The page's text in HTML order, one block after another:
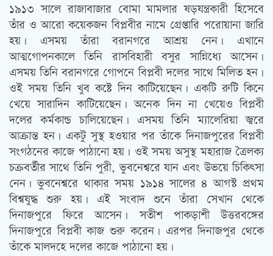
১৯১৩ সালে রাজাবাজার বোমা মামলার ষড়যন্ত্রকারী হিসেবে
তাঁর ও আরো কয়েকজন বিপ্লবীর নামে গ্রেপ্তারি পরোয়ানা জারি
হয়। এসময় তাঁরা বরানগরে আশ্রয় নেন। এখানে
আত্মগোপনকালে তিনি রাসবিহারী বসুর সান্নিধ্যে আসেন।
এসময় তিনি বরানগরে গোপনে বিপ্লবী দলের সাথে মিলিত হন।
ওই সময় তিনি খুব কষ্টে দিন কাটিয়েছেন। একটি রুটি কিনে
খেয়ে সারাদিন কাটিয়েছেন। অনেক দিন না খেয়েও বিপ্লবী
দলের কর্মকান্ড চালিয়েছেন। এসময় তিনি ম্যালেরিয়া জ্বরে
আক্রান্ত হন। একটু সুস্থ হওয়ার পর তাঁকে দিনাজপুরের বিপ্লবী
সংগঠনের কাজে পাঠানো হয়। ওই সময় অসুস্থ মহারাজ ত্রৈলক্য
চক্রবর্তীর সাথে তিনি পুরী, ভুবনেশ্বরে যান এবং উভয়ে চিকিৎসা
নেন। ভুবনেশ্বরে থাকার সময় ১৯১৪ সালের ৪ আগস্ট প্রথম
বিশ্বযুদ্ধ শুরু হয়। এই সংবাদ শুনে তাঁরা সেখান থেকে
দিনাজপুরে ফিরে আসেন। সতীশ পাকড়াশী উত্তরবঙ্গের
দিনাজপুরে বিপ্লবী কাজ শুরু করেন। এরপর দিনাজপুর থেকে
তাঁকে মালদহে দলের কাজে পাঠানো হয়।